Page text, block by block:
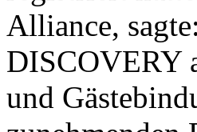
Alliance,
DISCOVERY
und